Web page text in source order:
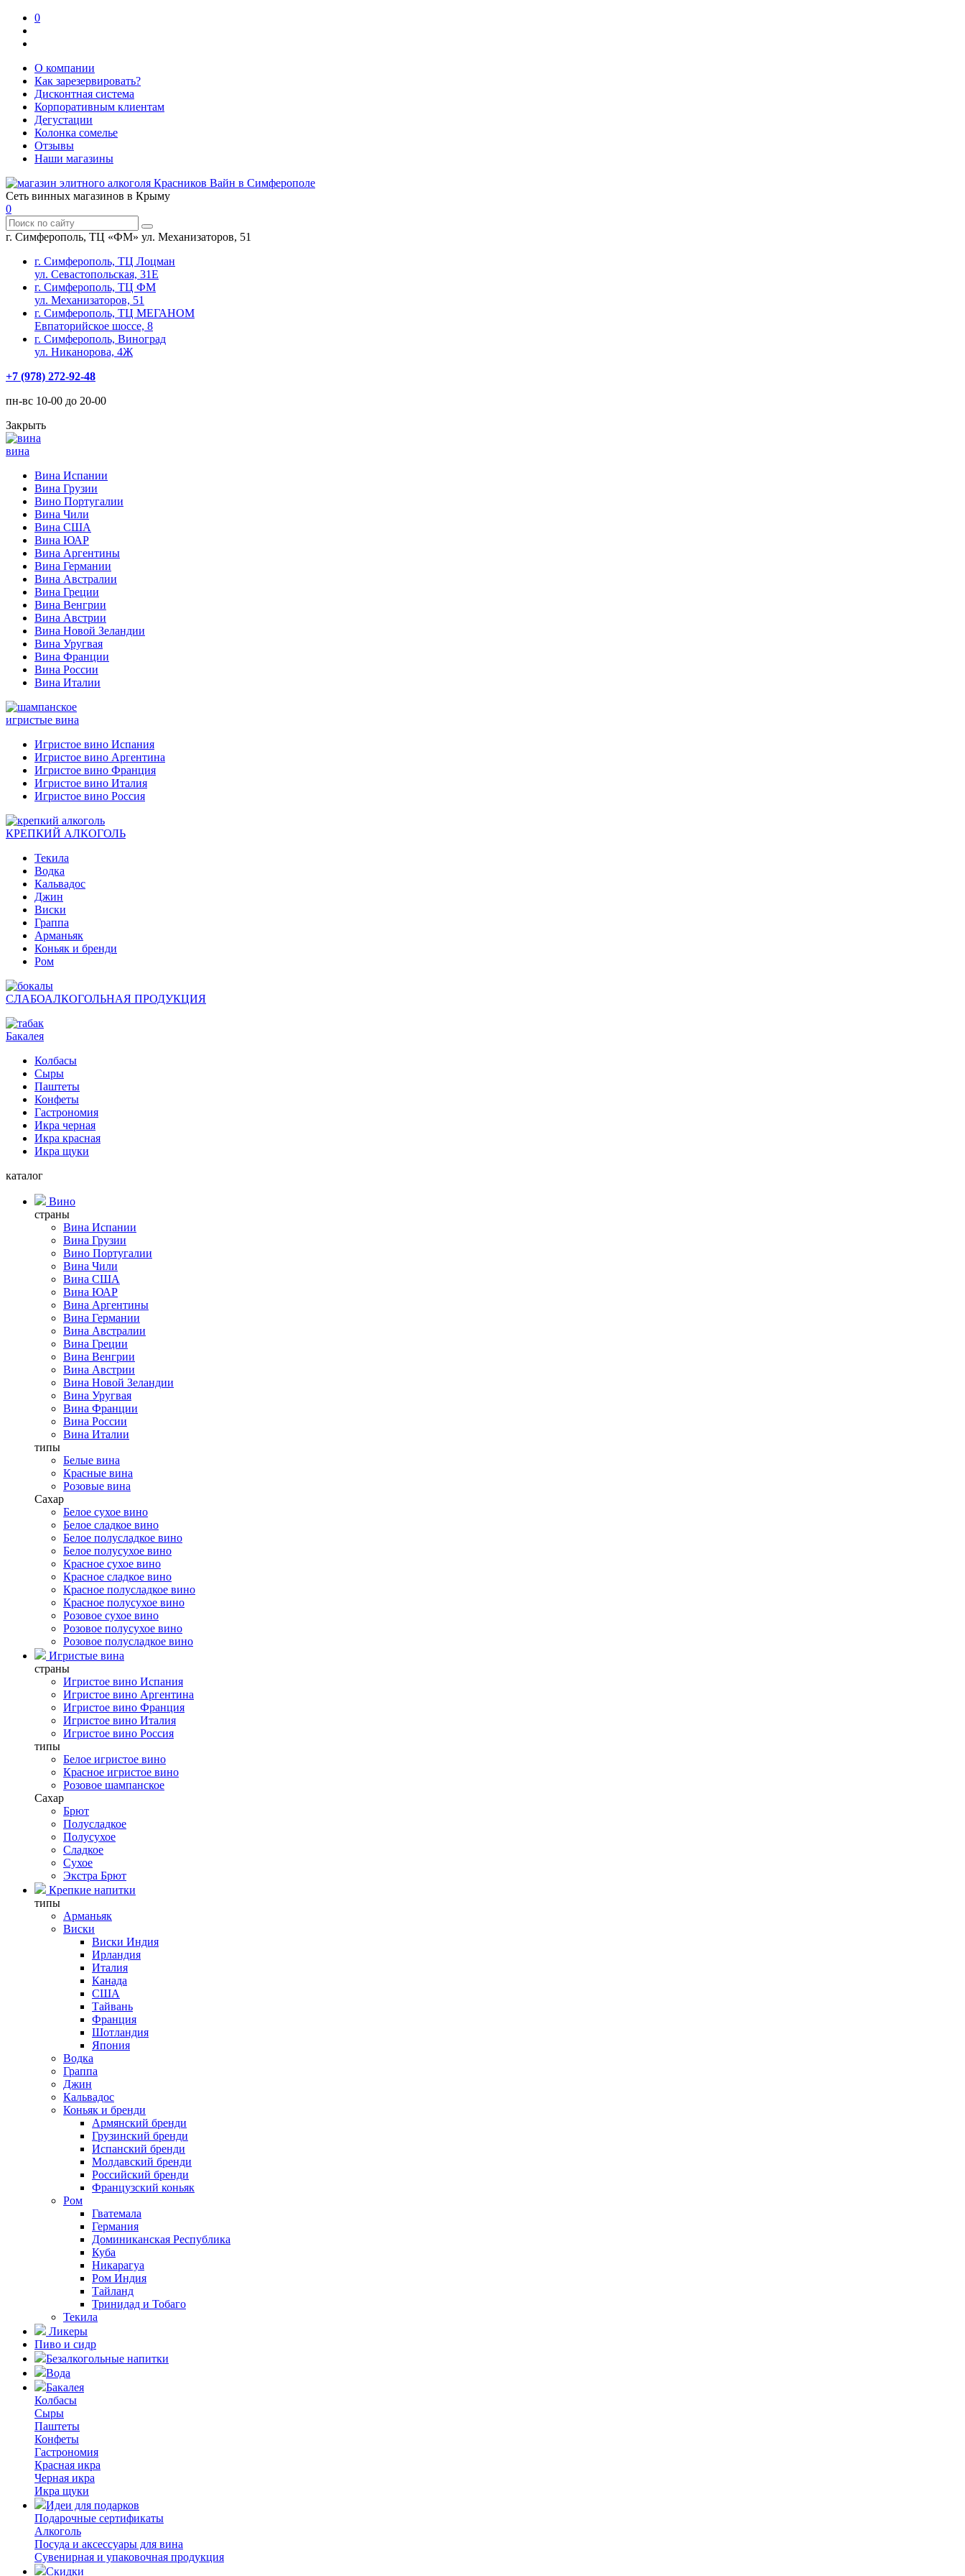
0
О компании
Как зарезервировать?
Дисконтная система
Корпоративным клиентам
Дегустации
Колонка сомелье
Отзывы
Наши магазины
Сеть винных магазинов в Крыму
0
г. Симферополь, ТЦ «ФМ» ул. Механизаторов, 51
г. Симферополь, ТЦ Лоцман
ул. Севастопольская, 31Е
г. Симферополь, ТЦ ФМ
ул. Механизаторов, 51
г. Симферополь, ТЦ МЕГАНОМ
Евпаторийское шоссе, 8
г. Симферополь, Виноград
ул. Никанорова, 4Ж
+7 (978) 272-92-48
пн-вс 10-00 до 20-00
Закрыть
вина
Вина Испании
Вина Грузии
Вино Португалии
Вина Чили
Вина США
Вина ЮАР
Вина Аргентины
Вина Германии
Вина Австралии
Вина Греции
Вина Венгрии
Вина Австрии
Вина Новой Зеландии
Вина Уругвая
Вина Франции
Вина России
Вина Италии
игристые вина
Игристое вино Испания
Игристое вино Аргентина
Игристое вино Франция
Игристое вино Италия
Игристое вино Россия
КРЕПКИЙ АЛКОГОЛЬ
Текила
Водка
Кальвадос
Джин
Виски
Граппа
Арманьяк
Коньяк и бренди
Ром
СЛАБОАЛКОГОЛЬНАЯ ПРОДУКЦИЯ
Бакалея
Колбасы
Сыры
Паштеты
Конфеты
Гастрономия
Икра черная
Икра красная
Икра щуки
каталог
Вино
страны
Вина Испании
Вина Грузии
Вино Португалии
Вина Чили
Вина США
Вина ЮАР
Вина Аргентины
Вина Германии
Вина Австралии
Вина Греции
Вина Венгрии
Вина Австрии
Вина Новой Зеландии
Вина Уругвая
Вина Франции
Вина России
Вина Италии
типы
Белые вина
Красные вина
Розовые вина
Сахар
Белое сухое вино
Белое сладкое вино
Белое полусладкое вино
Белое полусухое вино
Красное сухое вино
Красное сладкое вино
Красное полусладкое вино
Красное полусухое вино
Розовое сухое вино
Розовое полусухое вино
Розовое полусладкое вино
Игристые вина
страны
Игристое вино Испания
Игристое вино Аргентина
Игристое вино Франция
Игристое вино Италия
Игристое вино Россия
типы
Белое игристое вино
Красное игристое вино
Розовое шампанское
Сахар
Брют
Полусладкое
Полусухое
Сладкое
Сухое
Экстра Брют
Крепкие напитки
типы
Арманьяк
Виски
Виски Индия
Ирландия
Италия
Канада
США
Тайвань
Франция
Шотландия
Япония
Водка
Граппа
Джин
Кальвадос
Коньяк и бренди
Армянский бренди
Грузинский бренди
Испанский бренди
Молдавский бренди
Российский бренди
Французский коньяк
Ром
Гватемала
Германия
Доминиканская Республика
Куба
Никарагуа
Ром Индия
Тайланд
Тринидад и Тобаго
Текила
Ликеры
Пиво и сидр
Безалкогольные напитки
Вода
Бакалея
Колбасы
Сыры
Паштеты
Конфеты
Гастрономия
Красная икра
Черная икра
Икра щуки
Идеи для подарков
Подарочные сертификаты
Алкоголь
Посуда и аксессуары для вина
Сувенирная и упаковочная продукция
Скидки